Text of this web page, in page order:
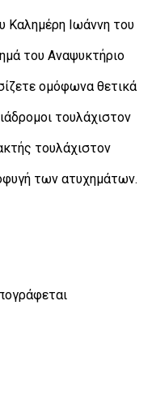
Καλημέρη Ιωάννη του
του Αναψυκτήριο
ομόφωνα θετικά
τουλάχιστον
τουλάχιστον
των ατυχημάτων.